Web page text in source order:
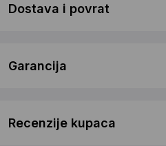
Dostava i povrat
Garancija
Recenzije kupaca